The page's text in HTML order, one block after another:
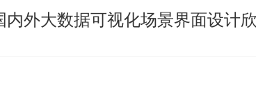
外大数据可视化场景界面设计